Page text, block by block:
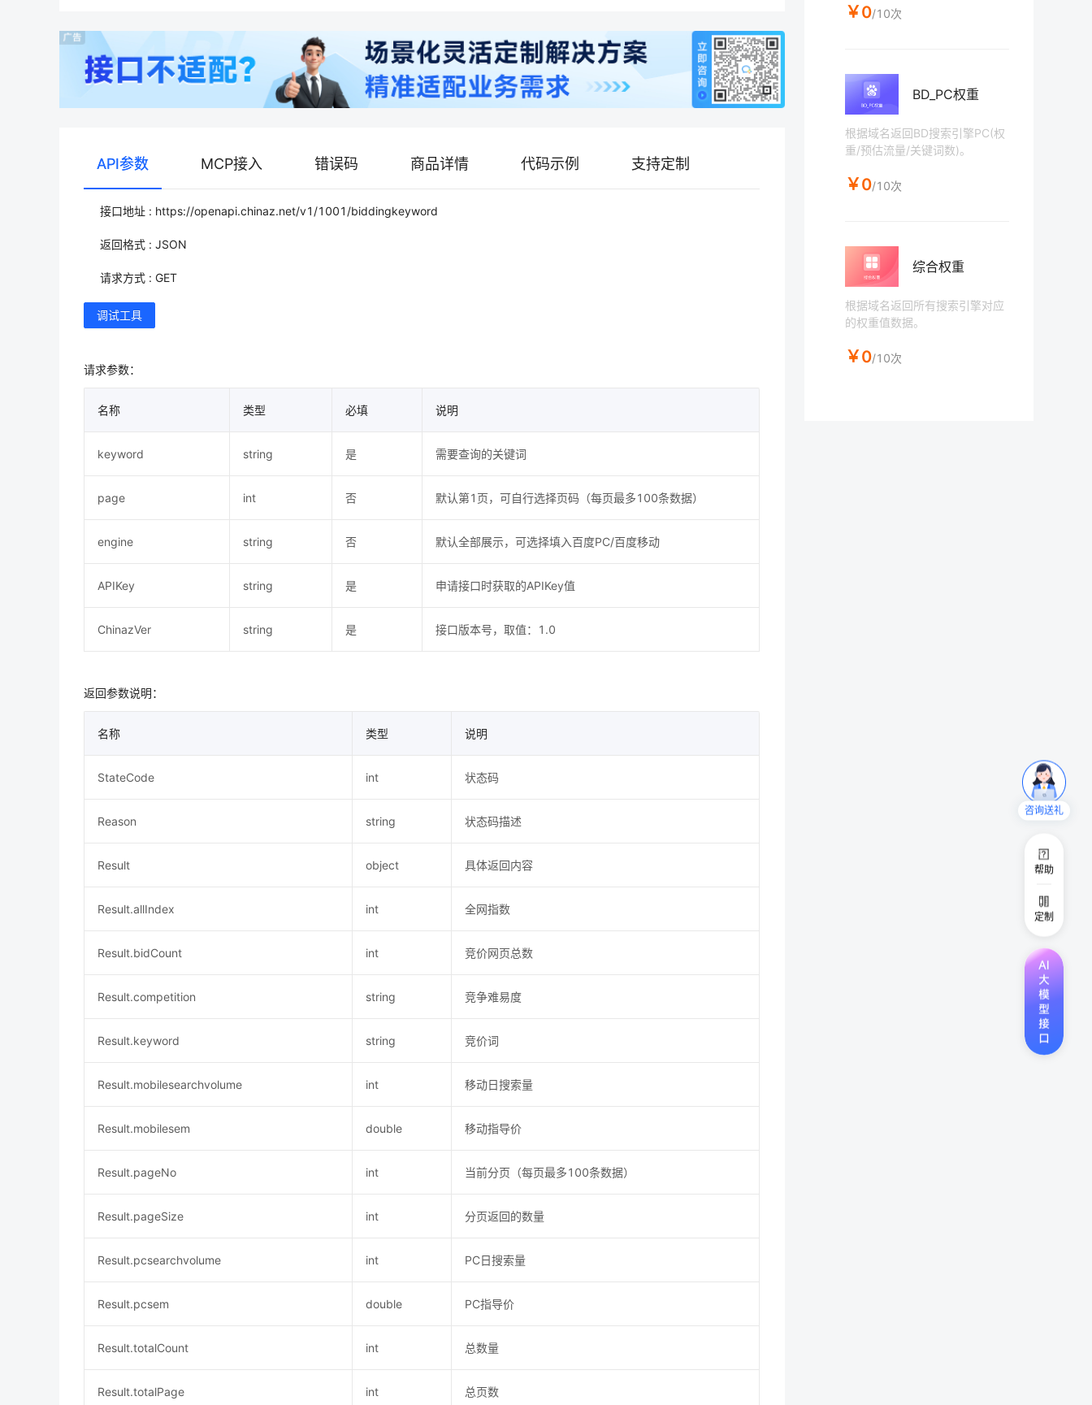
咨询送礼
帮助
定制
API参数 MCP接入 错误码 商品详情 代码示例 支持定制
接口地址 : https://openapi.chinaz.net/v1/1001/biddingkeyword
返回格式 : JSON
请求方式 : GET
调试工具
请求参数：
名称 类型 必填 说明
keyword string 是 需要查询的关键词
page int 否 默认第1页，可自行选择页码（每页最多100条数据）
engine string 否 默认全部展示，可选择填入百度PC/百度移动
APIKey string 是 申请接口时获取的APIKey值
ChinazVer string 是 接口版本号，取值：1.0
返回参数说明：
名称 类型 说明
StateCode int 状态码
Reason string 状态码描述
Result object 具体返回内容
Result.allIndex int 全网指数
Result.bidCount int 竞价网页总数
Result.competition string 竞争难易度
Result.keyword string 竞价词
Result.mobilesearchvolume int 移动日搜索量
Result.mobilesem double 移动指导价
Result.pageNo int 当前分页（每页最多100条数据）
Result.pageSize int 分页返回的数量
Result.pcsearchvolume int PC日搜索量
Result.pcsem double PC指导价
Result.totalCount int 总数量
Result.totalPage int 总页数
￥0/10次
BD_PC权重
根据域名返回BD搜索引擎PC(权
重/预估流量/关键词数)。
￥0/10次
综合权重
根据域名返回所有搜索引擎对应
的权重值数据。
￥0/10次